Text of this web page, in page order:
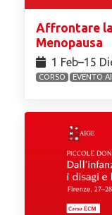
Affrontare la
Menopausa
1 Feb⁠–15
CORSO EVENTO